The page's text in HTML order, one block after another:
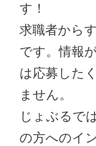
す！
求職者から
です。情報
は応募した
ません。
じょぶるで
の方へのイ